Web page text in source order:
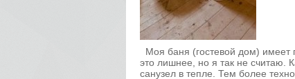
Моя баня (гостевой дом) имеет
это лишнее, но я так не считаю.
санузел в тепле. Тем более